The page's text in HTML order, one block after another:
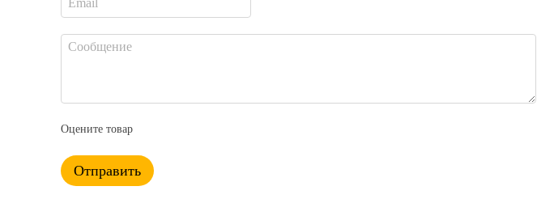
Оцените товар
Отправить